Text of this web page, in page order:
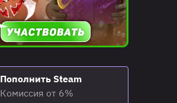
Пополнить Steam
Комиссия от 6%